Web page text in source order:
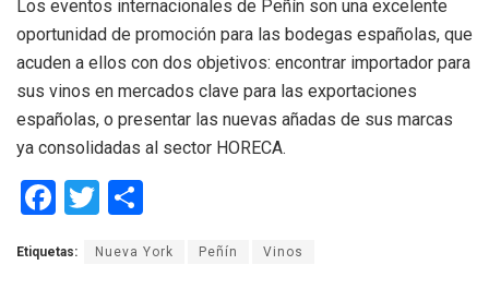
Los eventos internacionales de Peñín son una excelente
oportunidad de promoción para las bodegas españolas, que
acuden a ellos con dos objetivos: encontrar importador para
sus vinos en mercados clave para las exportaciones
españolas, o presentar las nuevas añadas de sus marcas
ya consolidadas al sector HORECA.
F
ce
T
tt m
Etiquetas: Nueva York Peñín Vinos